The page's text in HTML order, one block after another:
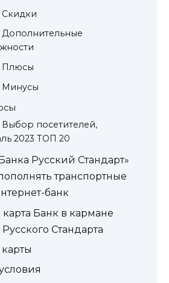
Скидки
Дополнительные
Плюсы
Минусы
Выбор посетителей,
2023 ТОП 20
Русский Стандарт»
транспортные
банк
карта Банк в кармане
Стандарта